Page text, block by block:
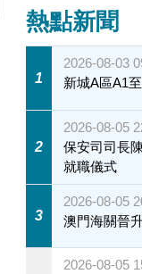
熱點新聞
1
2026-08-03
新城A區A1
2
2026-08-05
保安司司長
就職儀式
3
2026-08-05
澳門海關晉
2026-08-05